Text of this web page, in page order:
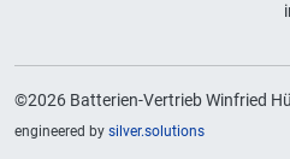
©2026 Batterien-Vertrieb Winfried
engineered by silver.solutions